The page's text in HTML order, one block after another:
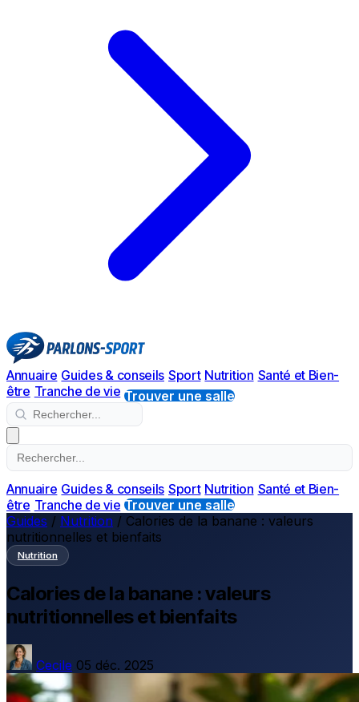
Annuaire Guides & conseils Sport Nutrition Santé et Bien-
être Tranche de vie Trouver une salle
Annuaire Guides & conseils Sport Nutrition Santé et Bien-
être Tranche de vie Trouver une salle
Guides / Nutrition / Calories de la banane : valeurs
nutritionnelles et bienfaits
Nutrition
Calories de la banane : valeurs
nutritionnelles et bienfaits
Cecile 05 déc. 2025